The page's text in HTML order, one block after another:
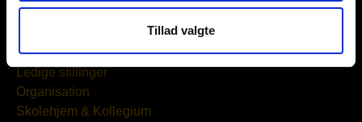
Tillad valgte
Om os
Kvalitet
Ledige stillinger
Organisation
Skolehjem & Kollegium